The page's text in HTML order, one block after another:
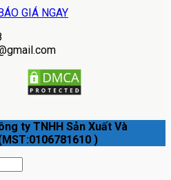
GIÁ NGAY
ty TNHH Sản Xuất Và
)